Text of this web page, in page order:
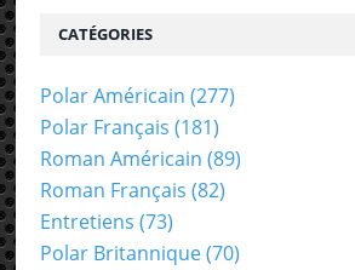
CATÉGORIES
Polar Américain (277)
Polar Français (181)
Roman Américain (89)
Roman Français (82)
Entretiens (73)
Polar Britannique(70)